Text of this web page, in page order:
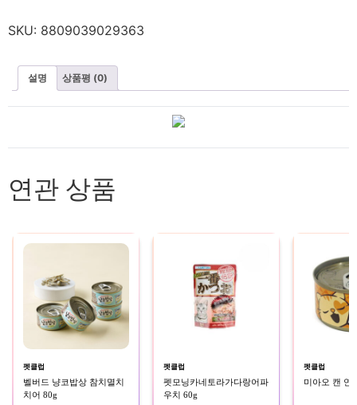
SKU: 8809039029363
설명 상품평 (0)
연관 상품
펫클럽
벨버드 냥코밥상 참치멸치
치어 80g
펫클럽
펫모닝카네토라가다랑어파
우치 60g
펫클럽
미아오 캔 연